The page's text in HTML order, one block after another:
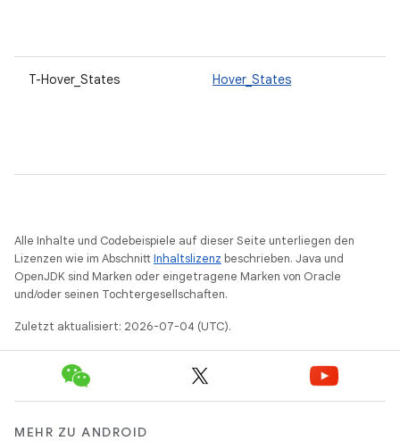
T-Hover_States Hover_States
Alle Inhalte und Codebeispiele auf dieser Seite unterliegen den
Lizenzen wie im AbschnittInhaltslizenz beschrieben. Java und
OpenJDK sind Marken oder eingetragene Marken von Oracle
und/oder seinen Tochtergesellschaften.
Zuletzt aktualisiert: 2026-07-04 (UTC).
MEHR ZU ANDROID